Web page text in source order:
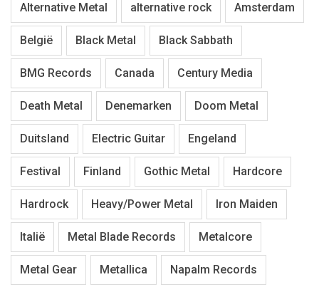
Alternative Metal alternative rock Amsterdam
België Black Metal Black Sabbath
BMG Records Canada Century Media
Death Metal Denemarken Doom Metal
Duitsland Electric Guitar Engeland
Festival Finland Gothic Metal Hardcore
Hardrock Heavy/Power Metal Iron Maiden
Italië Metal Blade Records Metalcore
Metal Gear Metallica Napalm Records